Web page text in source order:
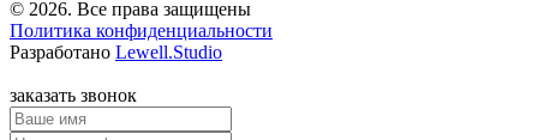
© 2026. Все права защищены
Политика конфиденциальности
Разработано Lewell.Studio
заказать звонок